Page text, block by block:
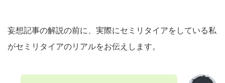
妄想記事の解説の前に、実際にセミリタイアをしている私
がセミリタイアのリアルをお伝えします。